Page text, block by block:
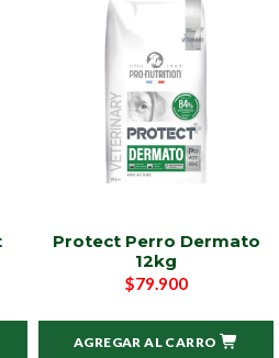
Protect Perro Dermato
12kg
$79.900
AGREGAR AL CARRO